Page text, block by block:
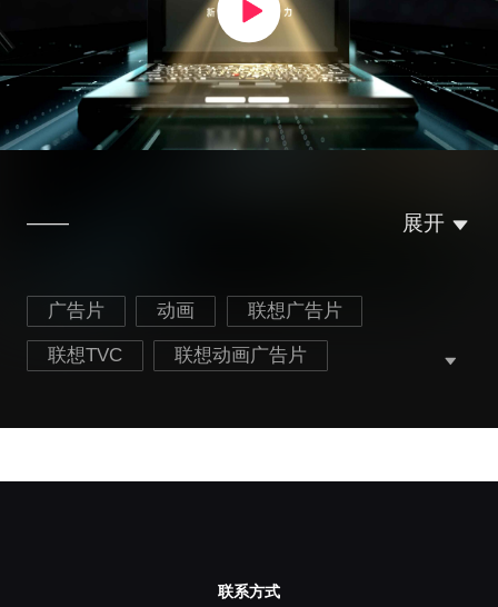
—— 展开
广告片 动画 联想广告片
联想TVC 联想动画广告片
联系方式